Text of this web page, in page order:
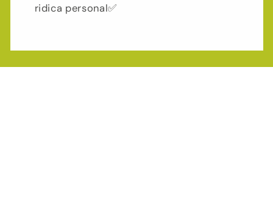
ridica personal✅